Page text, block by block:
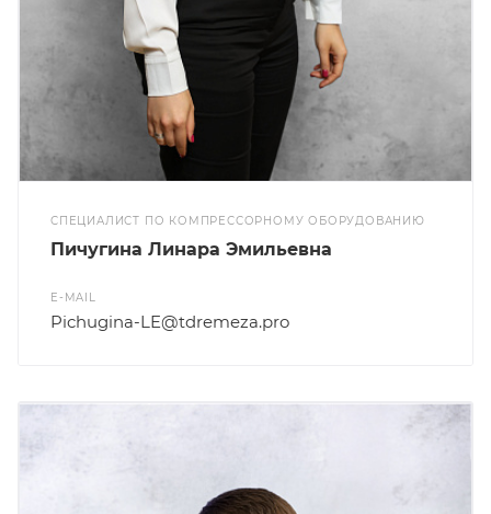
СПЕЦИАЛИСТ ПО КОМПРЕССОРНОМУ ОБОРУДОВАНИЮ
Пичугина Линара Эмильевна
E-MAIL
Pichugina-LE@tdremeza.pro